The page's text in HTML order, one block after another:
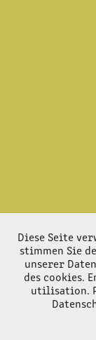
Diese Seite
stimmen Sie
unserer
des cookies.
utilisation.